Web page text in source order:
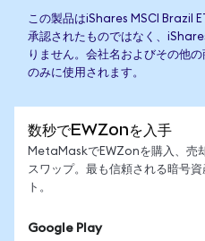
この製品はiShares MSCI Brazil
承認されたものではなく、
りません。会社名およびその他
のみに使用されます。
数秒でEWZonを入手
MetaMaskでEWZonを購入、売
スワップ。最も信頼される暗号資
ト。
Google Play